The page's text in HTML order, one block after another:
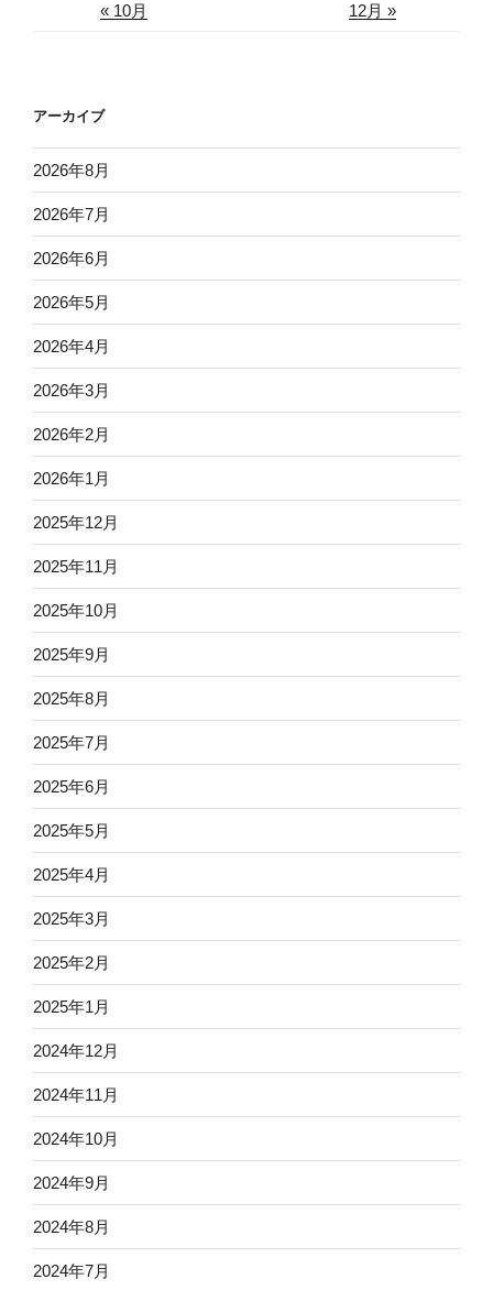
« 10月 12月 »
アーカイブ
2026年8月
2026年7月
2026年6月
2026年5月
2026年4月
2026年3月
2026年2月
2026年1月
2025年12月
2025年11月
2025年10月
2025年9月
2025年8月
2025年7月
2025年6月
2025年5月
2025年4月
2025年3月
2025年2月
2025年1月
2024年12月
2024年11月
2024年10月
2024年9月
2024年8月
2024年7月